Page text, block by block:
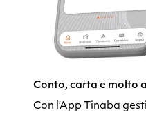
Conto, carta e molto
Con l’App Tinaba